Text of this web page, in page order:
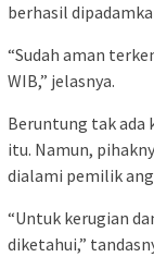
berhasil
“Sudah aman
WIB,” jelasnya.
Beruntung tak ada
itu. Namun,
dialami pemilik
“Untuk kerugian
diketahui,”